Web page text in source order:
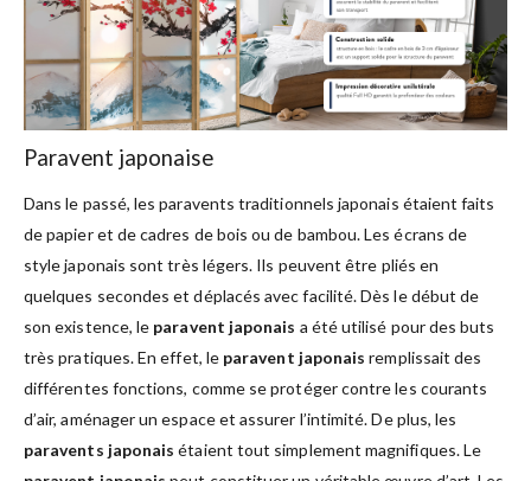
Paravent japonaise
Dans le passé, les paravents traditionnels japonais étaient faits
de papier et de cadres de bois ou de bambou. Les écrans de
style japonais sont très légers. Ils peuvent être pliés en
quelques secondes et déplacés avec facilité. Dès le début de
son existence, le paravent japonais a été utilisé pour des buts
très pratiques. En effet, le paravent japonais remplissait des
différentes fonctions, comme se protéger contre les courants
d’air, aménager un espace et assurer l’intimité. De plus, les
paravents japonais étaient tout simplement magnifiques. Le